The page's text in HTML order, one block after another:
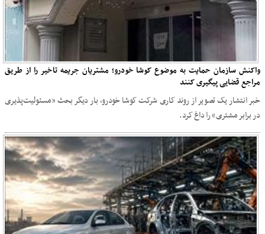
واکنش سازمان حمایت به موضوع کوشا خودرو؛ مشتریان جریمه تاخیر را از طریق
مراجع قضایی پیگیری کنند
خبر انتشار یک تصویر از روند کاری شرکت کوشا خودرو، بار دیگر بحث «مسئولیت‌پذیری
در برابر مشتری» را داغ کرد.